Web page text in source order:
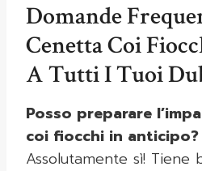
Domande
Cenetta Coi
A Tutti I Tuoi
Posso preparare
coi fiocchi in anticipo?
Assolutamente sì! Tiene